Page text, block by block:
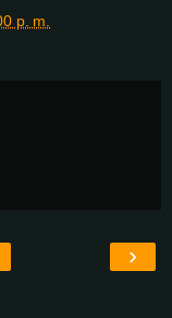
p. m.
›